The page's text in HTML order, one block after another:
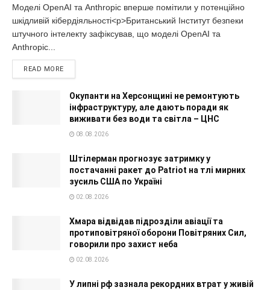
Моделі OpenAI та Anthropic вперше помітили у потенційно
шкідливій кібердіяльності<p>Британський Інститут безпеки
штучного інтелекту зафіксував, що моделі OpenAI та
Anthropic...
READ MORE
Окупанти на Херсонщині не ремонтують
інфраструктуру, але дають поради як
виживати без води та світла – ЦНС
08.08.2026
Штілерман прогнозує затримку у
постачанні ракет до Patriot на тлі мирних
зусиль США по Україні
02.08.2026
Хмара відвідав підрозділи авіації та
протиповітряної оборони Повітряних Сил,
говорили про захист неба
02.08.2026
У липні рф зазнала рекордних втрат у живій